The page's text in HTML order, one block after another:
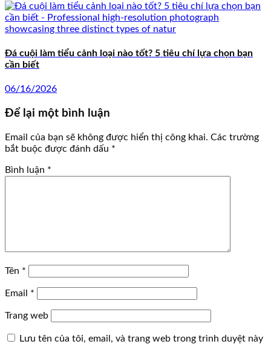
Đá cuội làm tiểu cảnh loại nào tốt? 5 tiêu chí lựa chọn bạn
cần biết
06/16/2026
Để lại một bình luận
Email của bạn sẽ không được hiển thị công khai. Các trường
bắt buộc được đánh dấu *
Bình luận *
Tên *
Email *
Trang web
Lưu tên của tôi, email, và trang web trong trình duyệt này